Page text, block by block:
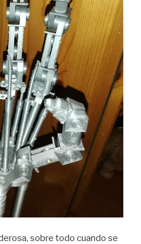
sobre todo cuando se